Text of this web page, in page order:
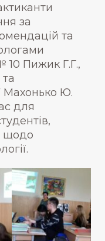
за
та
10 Пижик Г.Г.,
Махонько Ю.
для
щодо